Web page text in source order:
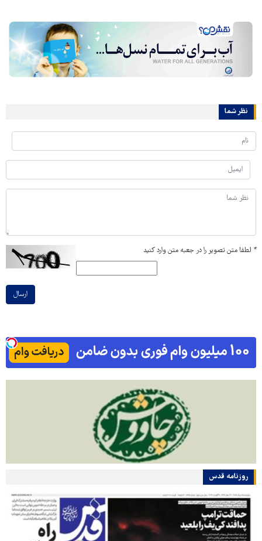
نظر شما
* لطفا متن تصویر را در جعبه متن وارد کنید
ارسال
روزنامه قدس